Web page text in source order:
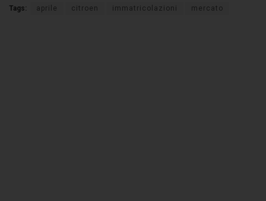
Tags: aprile citroen immatricolazioni mercato